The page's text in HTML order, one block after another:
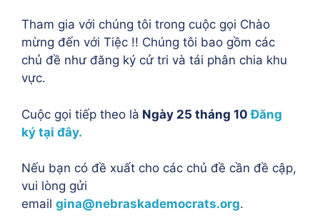
Tham gia với chúng tôi trong cuộc gọi Chào
mừng đến với Tiệc !! Chúng tôi bao gồm các
chủ đề như đăng ký cử tri và tái phân chia khu
vực.
Cuộc gọi tiếp theo là Ngày 25 tháng 10Đăng
ký tại đây.
Nếu bạn có đề xuất cho các chủ đề cần đề cập,
vui lòng gửi
email gina@nebraskademocrats.org.